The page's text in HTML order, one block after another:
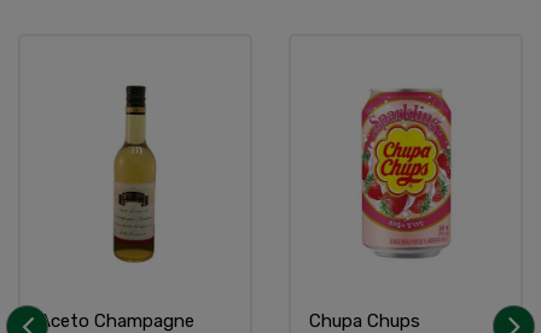
Aceto Champagne
Chupa Chups